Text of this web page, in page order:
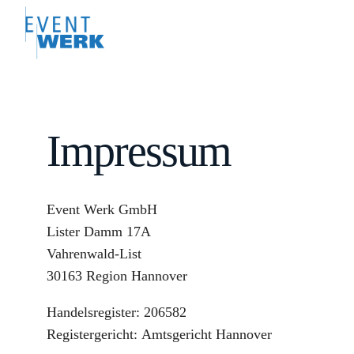
Impressum
Event Werk GmbH
Lister Damm 17A
Vahrenwald-List
30163 Region Hannover
Handelsregister: 206582
Registergericht: Amtsgericht Hannover